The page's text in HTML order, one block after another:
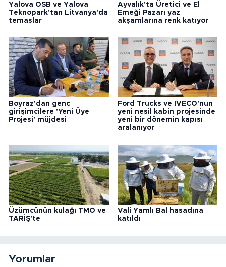
Yalova OSB ve Yalova
Teknopark'tan Litvanya'da
temaslar
Ayvalık'ta Üretici ve El
Emeği Pazarı yaz
akşamlarına renk katıyor
Boyraz'dan genç
girişimcilere 'Yeni Üye
Projesi' müjdesi
Ford Trucks ve IVECO'nun
yeni nesil kabin projesinde
yeni bir dönemin kapısı
aralanıyor
Üzümcünün kulağı TMO ve
TARİŞ'te
Vali Yamlı Bal hasadına
katıldı
Yorumlar